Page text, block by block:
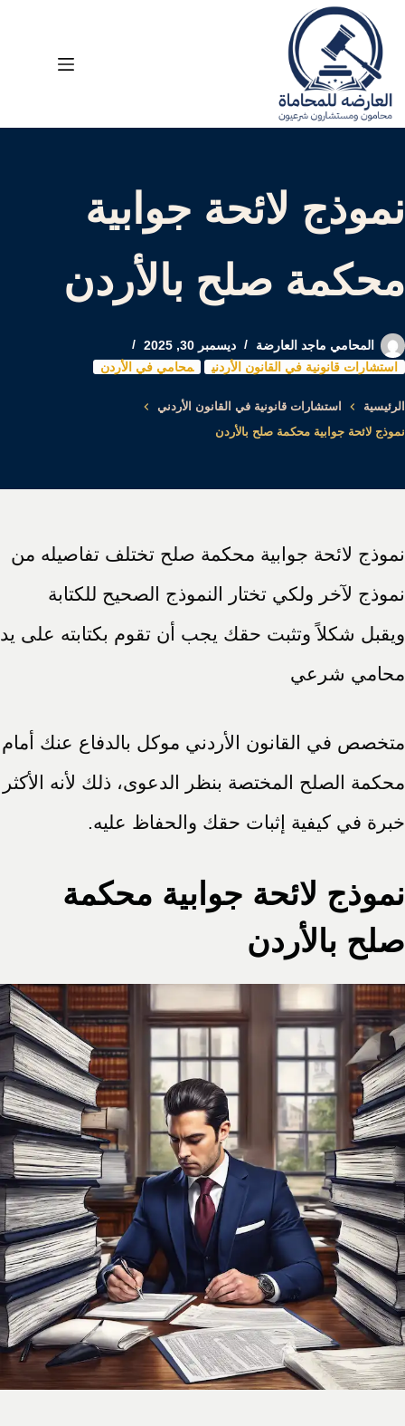
التجاوز
إلى
المحتوى
نموذج لائحة جوابية
محكمة صلح بالأردن
المحامي ماجد العارضة
ديسمبر 30, 2025
استشارات قانونية في القانون الأردني
محامي في الأردن
الرئيسية
استشارات قانونية في القانون الأردني
نموذج لائحة جوابية محكمة صلح بالأردن
نموذج لائحة جوابية محكمة صلح تختلف تفاصيله من
نموذج لآخر ولكي تختار النموذج الصحيح للكتابة
ويقبل شكلاً وتثبت حقك يجب أن تقوم بكتابته على يد
محامي شرعي
متخصص في القانون الأردني موكل بالدفاع عنك أمام
محكمة الصلح المختصة بنظر الدعوى، ذلك لأنه الأكثر
خبرة في كيفية إثبات حقك والحفاظ عليه.
نموذج لائحة جوابية محكمة
صلح بالأردن